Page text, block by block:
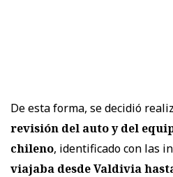
De esta forma, se decidió
revisión del auto y del
chileno, identificado con las
viajaba desde Valdivia